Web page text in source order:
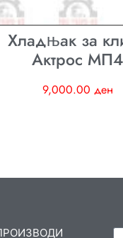
Хладњак за
Актрос МП4
9,000.00 ден